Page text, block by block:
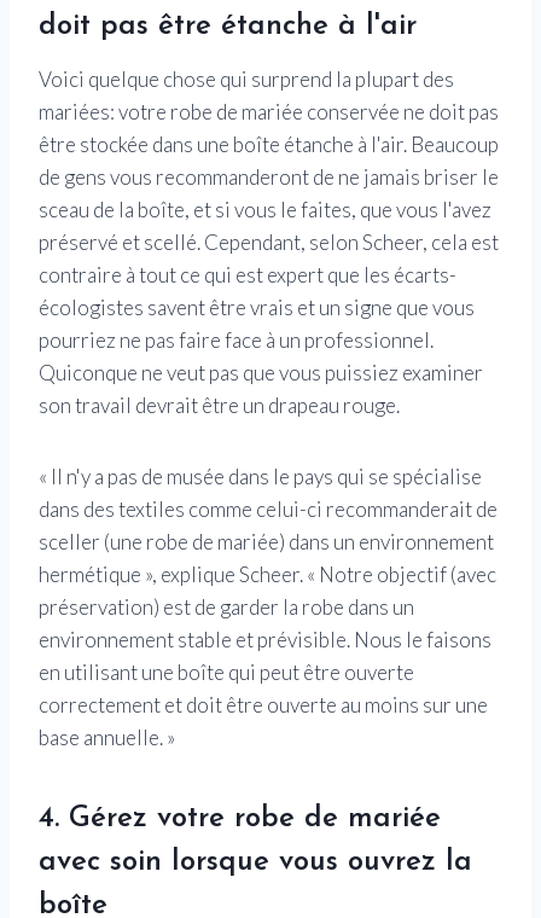
doit pas être étanche à l'air
Voici quelque chose qui surprend la plupart des
mariées: votre robe de mariée conservée ne doit pas
être stockée dans une boîte étanche à l'air. Beaucoup
de gens vous recommanderont de ne jamais briser le
sceau de la boîte, et si vous le faites, que vous l'avez
préservé et scellé. Cependant, selon Scheer, cela est
contraire à tout ce qui est expert que les écarts-
écologistes savent être vrais et un signe que vous
pourriez ne pas faire face à un professionnel.
Quiconque ne veut pas que vous puissiez examiner
son travail devrait être un drapeau rouge.
« Il n'y a pas de musée dans le pays qui se spécialise
dans des textiles comme celui-ci recommanderait de
sceller (une robe de mariée) dans un environnement
hermétique », explique Scheer. « Notre objectif (avec
préservation) est de garder la robe dans un
environnement stable et prévisible. Nous le faisons
en utilisant une boîte qui peut être ouverte
correctement et doit être ouverte au moins sur une
base annuelle. »
4. Gérez votre robe de mariée
avec soin lorsque vous ouvrez la
boîte